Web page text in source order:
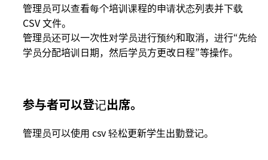
管理员可以查看每个培训课程的申请状态列表并下载
CSV 文件。
管理员还可以一次性对学员进行预约和取消，进行“先给
学员分配培训日期，然后学员方更改日程”等操作。
参与者可以登记出席。
管理员可以使用 csv 轻松更新学生出勤登记。